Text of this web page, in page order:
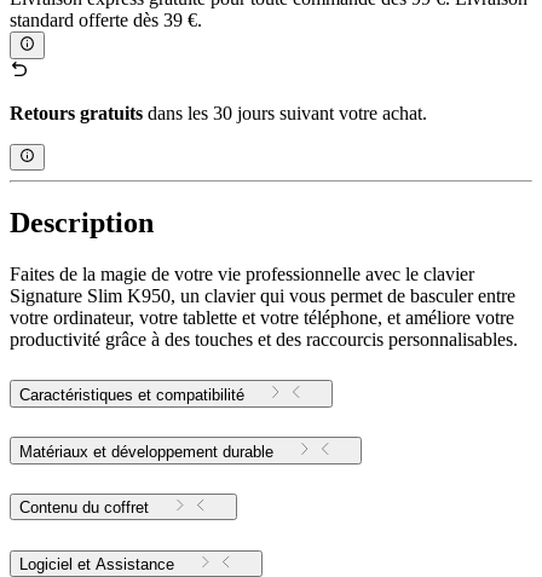
standard offerte dès 39 €.
Retours gratuits dans les 30 jours suivant votre achat.
Description
Faites de la magie de votre vie professionnelle avec le clavier
Signature Slim K950, un clavier qui vous permet de basculer entre
votre ordinateur, votre tablette et votre téléphone, et améliore votre
productivité grâce à des touches et des raccourcis personnalisables.
Caractéristiques et compatibilité
Matériaux et développement durable
Contenu du coffret
Logiciel et Assistance